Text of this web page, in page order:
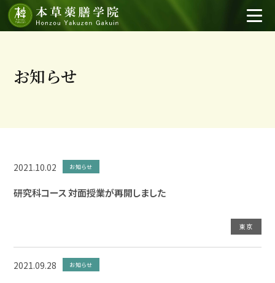
お知らせ
2021.10.02 お知らせ
研究科コース 対面授業が再開しました
東京
2021.09.28 お知らせ